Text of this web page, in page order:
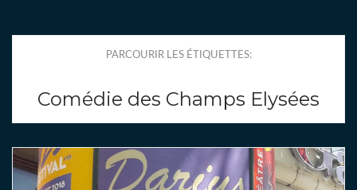
PARCOURIR LES ÉTIQUETTES:
Comédie des Champs Elysées